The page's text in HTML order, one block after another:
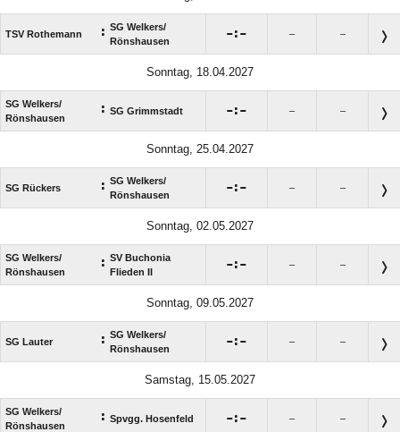
TSV Rothemann : SG Welkers/​
Rönshausen
: – –
Sonntag, 18.04.2027
SG Welkers/​
Rönshausen
: SG Grimmstadt : – –
Sonntag, 25.04.2027
SG Rückers : SG Welkers/​
Rönshausen
: – –
Sonntag, 02.05.2027
SG Welkers/​
Rönshausen
: SV Buchonia
Flieden II
: – –
Sonntag, 09.05.2027
SG Lauter : SG Welkers/​
Rönshausen
: – –
Samstag, 15.05.2027
SG Welkers/​
Rönshausen
: Spvgg. Hosenfeld : – –